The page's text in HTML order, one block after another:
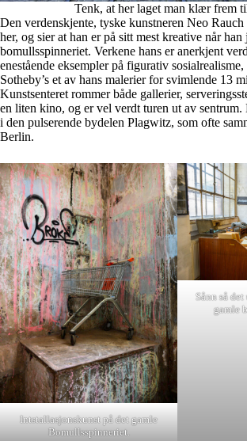
Tenk, at her laget man klær frem
Den verdenskjente, tyske kunstneren Neo
her, og sier at han er på sitt mest kreative når
bomullsspinneriet. Verkene hans er anerkjent
enestående eksempler på figurativ
Sotheby’s et av hans malerier for svimlende 13
Kunstsenteret rommer både gallerier,
en liten kino, og er vel verdt turen ut av
i den pulserende bydelen Plagwitz, som ofte
Berlin.
Intstallasjonskunst på det gamle
Bomullsspinneriet.
Sånn så
gamle